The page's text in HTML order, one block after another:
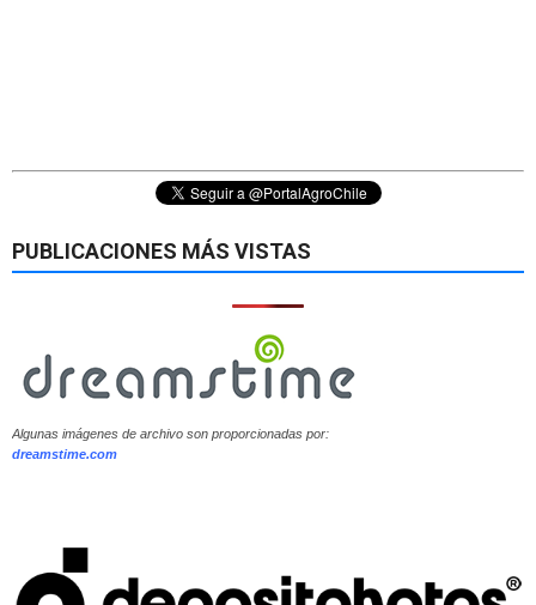
PUBLICACIONES MÁS VISTAS
Algunas imágenes de archivo son proporcionadas por:
dreamstime.com